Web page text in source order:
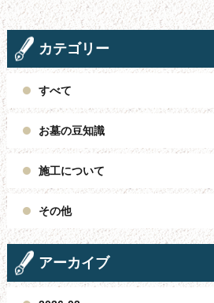
カテゴリー
すべて
お墓の豆知識
施工について
その他
アーカイブ